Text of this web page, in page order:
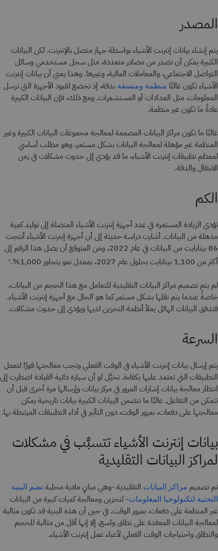
المصدر
يتم إنشاء بيانات إنترنت الأشياء بواسطة جهاز متصل بالإنترنت. لكن البيانات
الكبيرة يمكن أن تصدر من مصادر متعددة، مثل سجل مستخدمي وسائل
التواصل الاجتماعي، والمعاملات المالية، وغيرها. وهذا يعني أن بيانات إنترنت
الأشياء تكون غالبًا منظمة ومنسقة بدقة، إذ تخضع لقيود الأجهزة التي ترسل
المعلومات، مثل العدادات أو المستشعرات. ومع ذلك، فإن البيانات الكبيرة
عادةً ما تكون غير منظمة.
غالبًا ما تكون مراكز البيانات المصممة لمعالجة مجموعات البيانات الكبيرة وغير
المنظمة غير مؤهلة لمعالجة البيانات بشكل مستمر، وهو مطلب أساسي
لمعظم تطبيقات إنترنت الأشياء، ما قد يؤدي إلى حدوث مشكلات في زمن
الانتقال والدقة.
الكم
تؤدي الزيادة المستمرة في عدد أجهزة إنترنت الأشياء المتصلة إلى توليد كمية
مذهلة من البيانات. أشارت دراسة حديثة إلى أن أجهزة إنترنت الأشياء أنتجت
86 بيتابايت من البيانات في عام 2022، ومن المتوقع أن يصل هذا الرقم إلى
أكثر من 1,100 بيتابايت بحلول عام 2027، بمعدل نمو يتجاوز 1,000%.
3
لم يتم تصميم مراكز البيانات التقليدية للتعامل مع هذا الحجم من البيانات،
خاصةً عندما يتم نقلها بشكل مستمر كما هو الحال مع أجهزة إنترنت الأشياء.
فتدفق البيانات الهائل يملأ أنظمة التخزين لديها ويؤدي إلى حدوث مشكلات.
السرعة
يتم إرسال بيانات إنترنت الأشياء في الوقت الفعلي وتجب معالجتها فورًا لتعمل
التطبيقات التي تعتمد عليها بكفاءة. تخيَّل لو أن سيارة ذاتية القيادة اضطرت إلى
انتظار معالجة بيانات إشارات المرور في مركز بيانات وإرسالها مرة أخرى قبل أن
تتمكن من التفاعل. غالبًا ما تتضمن البيانات الكبيرة بيانات تاريخية يمكن
معالجتها على دفعات، بمرور الوقت، دون التأثير في أداء التطبيقات المرتبطة بها.
بيانات إنترنت الأشياء تتسبَّب في مشكلات
لمراكز البيانات التقليدية
تم تصميم مراكز البيانات التقليدية -وهي مبانٍ مادية محلية تضم البنية
التحتية لتكنولوجيا المعلومات- لتخزين ومعالجة كميات كبيرة من البيانات
غير المنظمة على دفعات، بمرور الوقت. في حين أن هذه البنية قد تكون مثالية
لمعالجة البيانات المعقدة على نطاق واسع، إلا إنها أقل من مثالية للحجم
والنطاق واحتياجات الوقت الفعلي لأعباء عمل إنترنت الأشياء.